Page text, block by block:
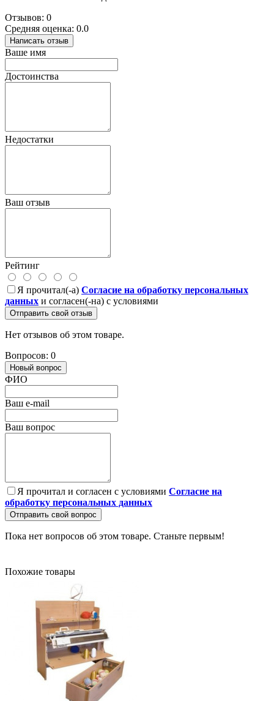
Отзывов: 0
Средняя оценка: 0.0
Написать отзыв
Ваше имя
Достоинства
Недостатки
Ваш отзыв
Рейтинг
Я прочитал(-а) Согласие на обработку персональных
данных и согласен(-на) с условиями
Отправить свой отзыв
Нет отзывов об этом товаре.
Вопросов: 0
Новый вопрос
ФИО
Ваш e-mail
Ваш вопрос
Я прочитал и согласен с условиями Согласие на
обработку персональных данных
Отправить свой вопрос
Пока нет вопросов об этом товаре. Станьте первым!
Похожие товары